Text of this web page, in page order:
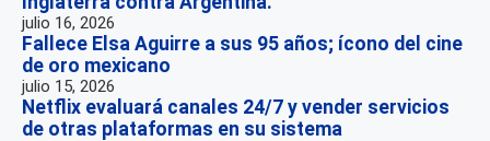
julio 16, 2026
Fallece Elsa Aguirre a sus 95 años; ícono del cine
de oro mexicano
julio 15, 2026
Netflix evaluará canales 24/7 y vender servicios
de otras plataformas en su sistema